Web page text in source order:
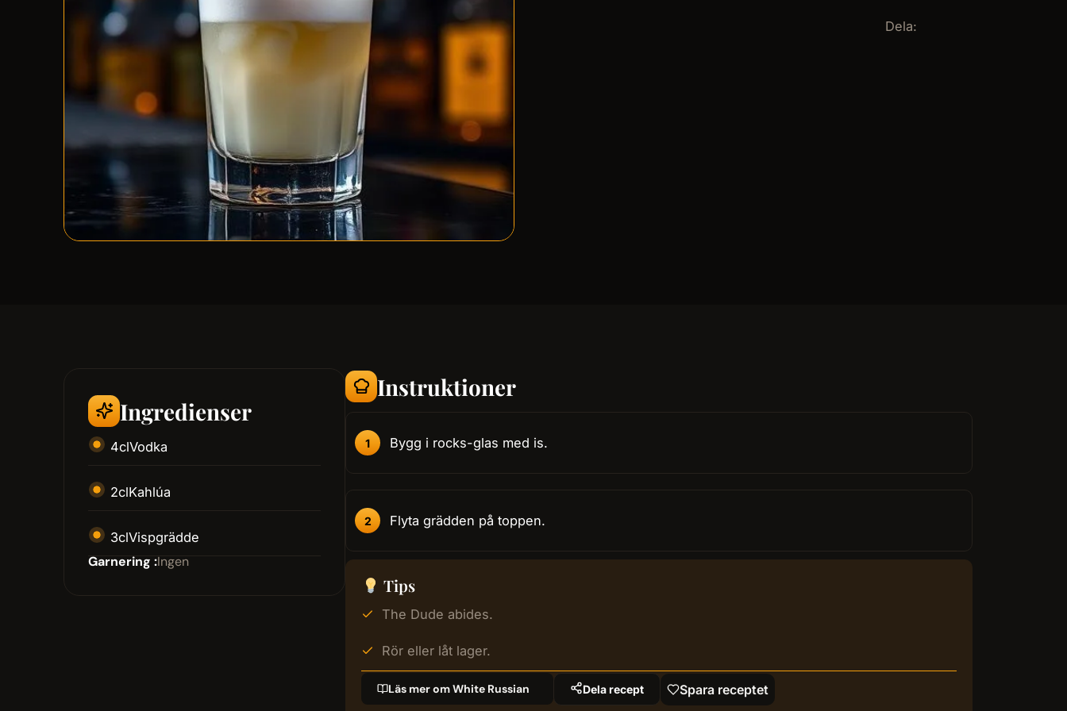
Dela:
Ingredienser
4clVodka
2clKahlúa
3clVispgrädde
Garnering :Ingen
Instruktioner
Bygg i rocks-glas med is.
Flyta grädden på toppen.
Tips
The Dude abides.
Rör eller låt lager.
Läs mer om White Russian Dela recept Spara receptet